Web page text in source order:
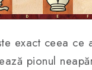
exact ceea ce
pionul